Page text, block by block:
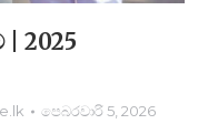
2025
පෙබරවාරි 5, 2026